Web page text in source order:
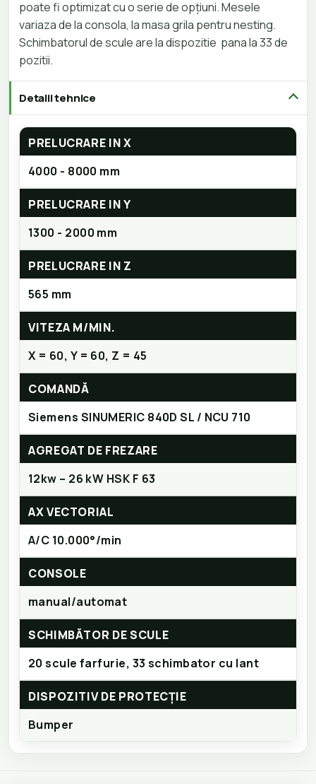
poate fi optimizat cu o serie de opțiuni. Mesele
variaza de la consola, la masa grila pentru nesting.
Schimbatorul de scule are la dispozitie pana la 33 de
pozitii.
Detalii tehnice
PRELUCRARE IN X
4000 - 8000 mm
PRELUCRARE IN Y
1300 - 2000 mm
PRELUCRARE IN Z
565 mm
VITEZA M/MIN.
X = 60, Y = 60, Z = 45
COMANDĂ
Siemens SINUMERIC 840D SL / NCU 710
AGREGAT DE FREZARE
12kw – 26 kW HSK F 63
AX VECTORIAL
A/C 10.000°/min
CONSOLE
manual/automat
SCHIMBĂTOR DE SCULE
20 scule farfurie, 33 schimbator cu lant
DISPOZITIV DE PROTECȚIE
Bumper